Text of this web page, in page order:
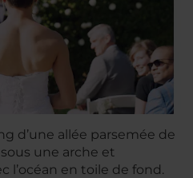
d’une allée parsemée de
une arche et
l’océan en toile de fond.